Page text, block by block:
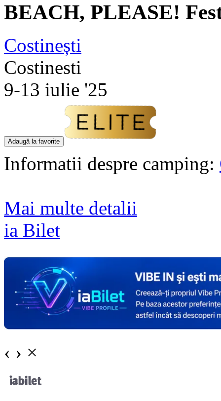
BEACH, PLEASE!
Costinești
Costinesti
9-13 iulie '25
Adaugă la favorite
Informatii despre camping:
Mai multe detalii
ia Bilet
‹ › ×